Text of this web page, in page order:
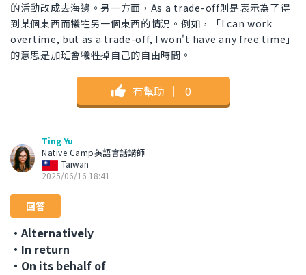
的活動改成去海邊。另一方面，As a trade-off則是表示為了得
到某個東西而犧牲另一個東西的情況。例如，「I can work
overtime, but as a trade-off, I won't have any free time」
的意思是加班會犧牲掉自己的自由時間。
有幫助 ｜ 0
Ting Yu
Native Camp英語會話講師
Taiwan
2025/06/16 18:41
回答
・Alternatively
・In return
・On its behalf of